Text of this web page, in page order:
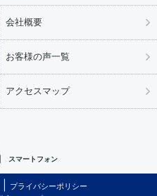
会社概要
お客様の声一覧
アクセスマップ
スマートフォン
プライバシーポリシー